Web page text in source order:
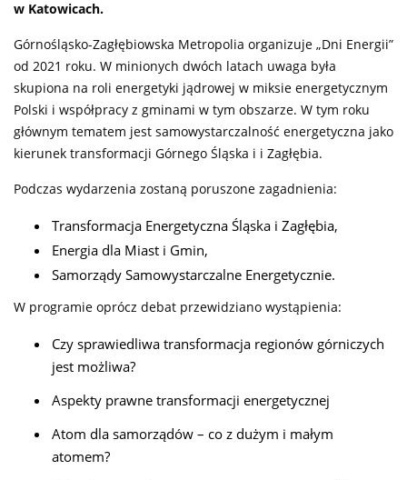
w Katowicach.
Górnośląsko-Zagłębiowska Metropolia organizuje „Dni Energii”
od 2021 roku. W minionych dwóch latach uwaga była
skupiona na roli energetyki jądrowej w miksie energetycznym
Polski i współpracy z gminami w tym obszarze. W tym roku
głównym tematem jest samowystarczalność energetyczna jako
kierunek transformacji Górnego Śląska i i Zagłębia.
Podczas wydarzenia zostaną poruszone zagadnienia:
Transformacja Energetyczna Śląska i Zagłębia,
Energia dla Miast i Gmin,
Samorządy Samowystarczalne Energetycznie.
W programie oprócz debat przewidziano wystąpienia:
Czy sprawiedliwa transformacja regionów górniczych
jest możliwa?
Aspekty prawne transformacji energetycznej
Atom dla samorządów – co z dużym i małym
atomem?